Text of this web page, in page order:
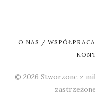
O NAS / WSPÓŁPRACA
© 2026 Stworzone z